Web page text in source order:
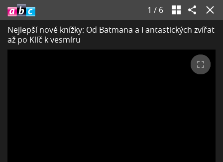
1 / 6
Nejlepší nové knížky: Od Batmana a Fantastických zvířat
až po Klíč k vesmíru